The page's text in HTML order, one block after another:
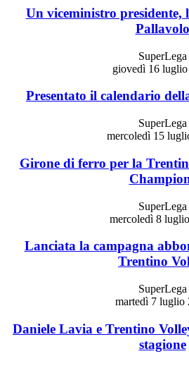
Un viceministro presidente,
Pallavolo
SuperLega
giovedì 16
Presentato il calendario
SuperLega
mercoledì 15
Girone di ferro per la
SuperLega
mercoledì 8
Lanciata la campagna
Trentino
SuperLega
martedì 7 luglio
Daniele Lavia e Trentino
stagione